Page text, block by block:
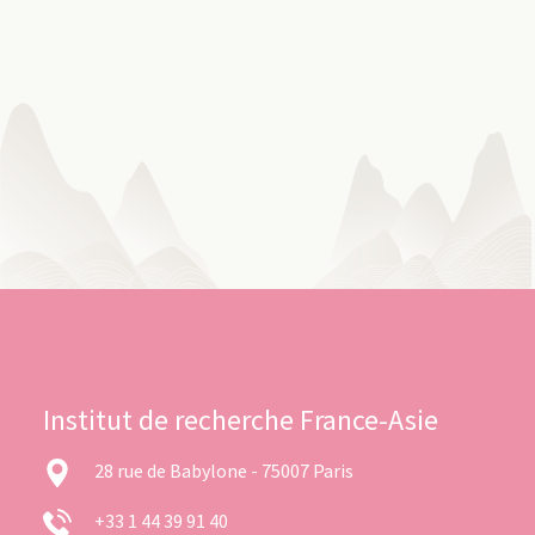
Institut de recherche France-Asie
28 rue de Babylone - 75007 Paris
+33 1 44 39 91 40